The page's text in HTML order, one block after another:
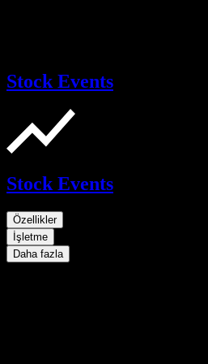
Stock Events
Stock Events
Özellikler
İşletme
Daha fazla